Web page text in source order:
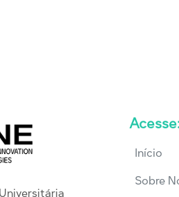
Acesse:
Início
Sobre